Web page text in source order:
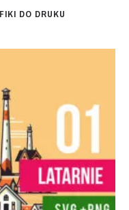
DO DRUKU